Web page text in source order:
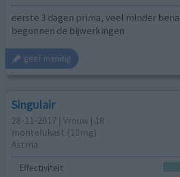
eerste 3 dagen prima, veel minder
begonnen de bijwerkingen
geef mening
Singulair
28-11-2017 | Vrouw | 18
montelukast (10mg)
Astma
Effectiviteit